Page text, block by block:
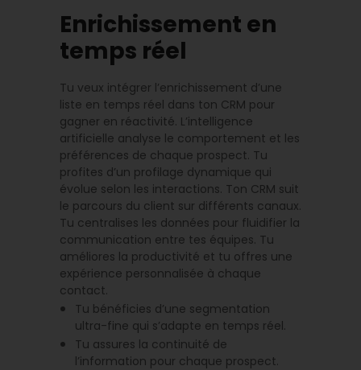
Enrichissement en
temps réel
Tu veux intégrer l’enrichissement d’une
liste en temps réel dans ton CRM pour
gagner en réactivité. L’intelligence
artificielle analyse le comportement et les
préférences de chaque prospect. Tu
profites d’un profilage dynamique qui
évolue selon les interactions. Ton CRM suit
le parcours du client sur différents canaux.
Tu centralises les données pour fluidifier la
communication entre tes équipes. Tu
améliores la productivité et tu offres une
expérience personnalisée à chaque
contact.
Tu bénéficies d’une segmentation
ultra-fine qui s’adapte en temps réel.
Tu assures la continuité de
l’information pour chaque prospect.